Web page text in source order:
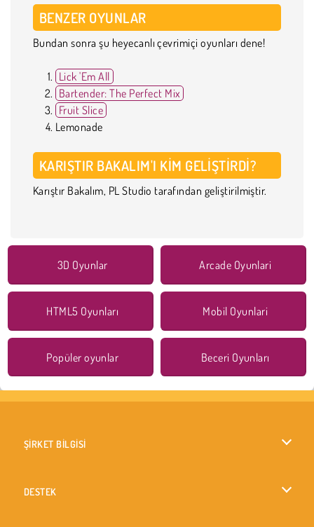
BENZER OYUNLAR
Bundan sonra şu heyecanlı çevrimiçi oyunları dene!
Lick 'Em All
Bartender: The Perfect Mix
Fruit Slice
Lemonade
KARIŞTIR BAKALIM'I KIM GELIŞTIRDI?
Karıştır Bakalım, PL Studio tarafından geliştirilmiştir.
3D Oyunlar Arcade Oyunlari
HTML5 Oyunları Mobil Oyunlari
Popüler oyunlar Beceri Oyunları
ŞİRKET BİLGİSİ
DESTEK